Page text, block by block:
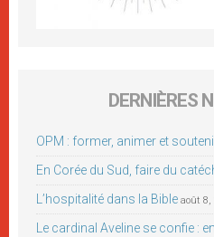
DERNIÈRES
OPM : former, animer et
En Corée du Sud, faire du
L’hospitalité dans la Bible août 8,
Le cardinal Aveline se confie :